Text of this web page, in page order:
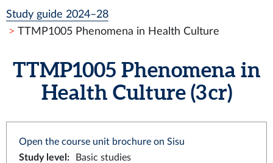
Study guide 2024–28
TTMP1005 Phenomena in Health Culture
TTMP1005 Phenomena in
Health Culture (3 cr)
Open the course unit brochure on Sisu
Study level :
Basic studies